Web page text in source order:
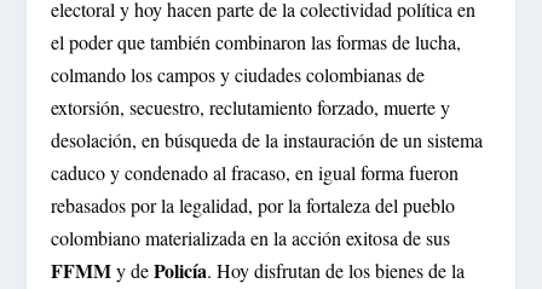
electoral y hoy hacen parte de la colectividad política en
el poder que también combinaron las formas de lucha,
colmando los campos y ciudades colombianas de
extorsión, secuestro, reclutamiento forzado, muerte y
desolación, en búsqueda de la instauración de un sistema
caduco y condenado al fracaso, en igual forma fueron
rebasados por la legalidad, por la fortaleza del pueblo
colombiano materializada en la acción exitosa de sus
FFMMy dePolicía. Hoy disfrutan de los bienes de la